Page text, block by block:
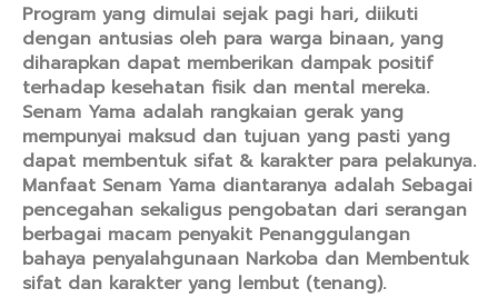
Program yang dimulai sejak pagi hari, diikuti
dengan antusias oleh para warga binaan, yang
diharapkan dapat memberikan dampak positif
terhadap kesehatan fisik dan mental mereka.
Senam Yama adalah rangkaian gerak yang
mempunyai maksud dan tujuan yang pasti yang
dapat membentuk sifat & karakter para pelakunya.
Manfaat Senam Yama diantaranya adalah Sebagai
pencegahan sekaligus pengobatan dari serangan
berbagai macam penyakit Penanggulangan
bahaya penyalahgunaan Narkoba dan Membentuk
sifat dan karakter yang lembut (tenang).